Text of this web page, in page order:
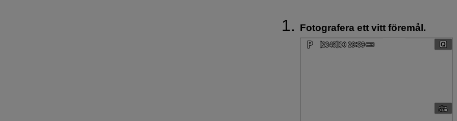
Fotografera ett vitt föremål.